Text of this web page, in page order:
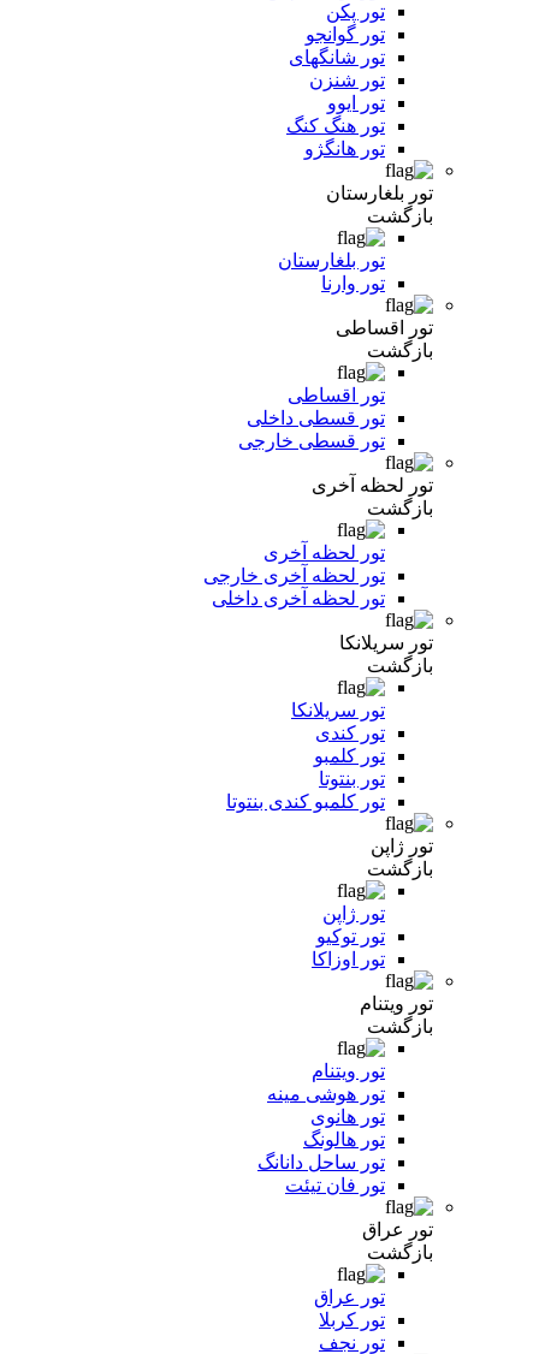
تور پکن
تور گوانجو
تور شانگهای
تور شنزن
تور ایوو
تور هنگ کنگ
تور هانگژو
تور بلغارستان
بازگشت
تور بلغارستان
تور وارنا
تور اقساطی
بازگشت
تور اقساطی
تور قسطی داخلی
تور قسطی خارجی
تور لحظه آخری
بازگشت
تور لحظه آخری
تور لحظه آخری خارجی
تور لحظه آخری داخلی
تور سریلانکا
بازگشت
تور سریلانکا
تور کندی
تور کلمبو
تور بنتوتا
تور کلمبو کندی بنتوتا
تور ژاپن
بازگشت
تور ژاپن
تور توکیو
تور اوزاکا
تور ویتنام
بازگشت
تور ویتنام
تور هوشی مینه
تور هانوی
تور هالونگ
تور ساحل دانانگ
تور فان تیئت
تور عراق
بازگشت
تور عراق
تور کربلا
تور نجف